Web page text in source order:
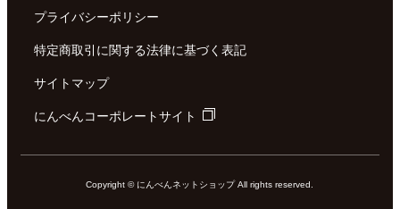
プライバシーポリシー
特定商取引に関する法律に基づく表記
サイトマップ
にんべんコーポレートサイト
Copyright © にんべんネットショップ All rights reserved.